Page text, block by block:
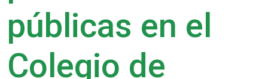
públicas en el
Colegio de